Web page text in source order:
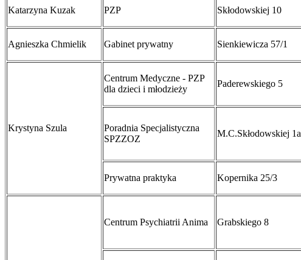
Katarzyna Kuzak PZP Skłodowskiej 10
Agnieszka Chmielik Gabinet prywatny Sienkiewicza 57/1
Krystyna Szula
Centrum Medyczne - PZP
dla dzieci i młodzieży
Paderewskiego 5
Poradnia Specjalistyczna
SPZZOZ
M.C.Skłodowskiej 1a
Prywatna praktyka Kopernika 25/3
Centrum Psychiatrii Anima Grabskiego 8